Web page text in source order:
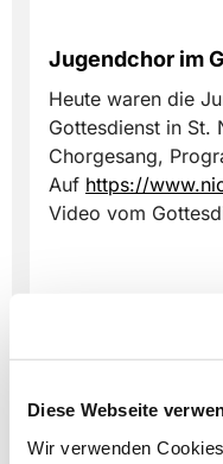
Diese Webseite
Wir verwenden
Jugendchor im
Heute waren die
Gottesdienst in St.
Chorgesang,
Auf https://
Video vom
Dies